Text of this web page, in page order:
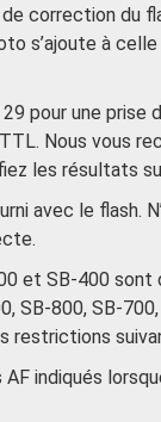
de correction du
s’ajoute à
pour une prise
Nous vous
les résultats
avec le flash.
et SB-400
SB-800, SB-
restrictions
AF indiqués